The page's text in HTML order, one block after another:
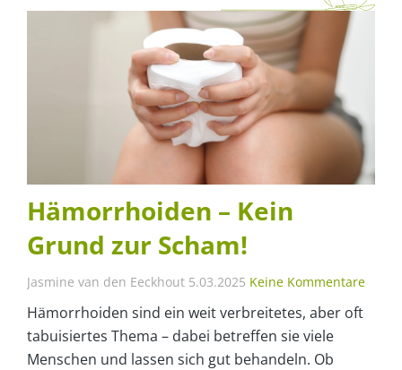
Hämorrhoiden – Kein
Grund zur Scham!
Jasmine van den Eeckhout 5.03.2025 Keine Kommentare
Hämorrhoiden sind ein weit verbreitetes, aber oft
tabuisiertes Thema – dabei betreffen sie viele
Menschen und lassen sich gut behandeln. Ob